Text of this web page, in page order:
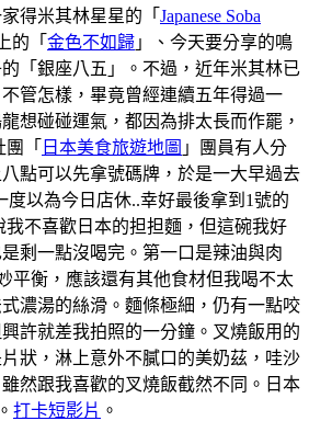
得米其林星星的「 Japanese Soba
的「 金色不如歸 」、今天要分享的鳴
「銀座八五」。不過，近年米其林已
管怎樣，畢竟曾經連續五年得過一
想碰碰運氣，都因為排太長而作罷，
「 日本美食旅遊地圖 」團員有人分
點可以先拿號碼牌，於是一大早過去
度以為今日店休..幸好最後拿到1號的
不喜歡日本的担担麵，但這碗我好
剩一點沒喝完。第一口是辣油與肉
平衡，應該還有其他食材但我喝不太
濃湯的絲滑。麵條極細，仍有一點咬
許就差我拍照的一分鐘。叉燒飯用的
狀，淋上意外不膩口的美奶茲，哇沙
然跟我喜歡的叉燒飯截然不同。日本
打卡短影片 。